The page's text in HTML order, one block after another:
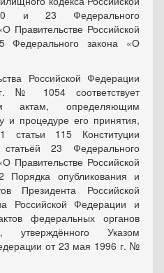
и 23 Федерального
Правительстве Российской
Федерального закона «О
Российской Федерации
№ 1054 соответствует
актам, определяющим
и процедуре его принятия,
статьи 115 Конституции
23 Федерального
Правительстве Российской
опубликования и
Президента Российской
Российской Федерации и
федеральных органов
утверждённого Указом
от 23 мая 1996 г. №